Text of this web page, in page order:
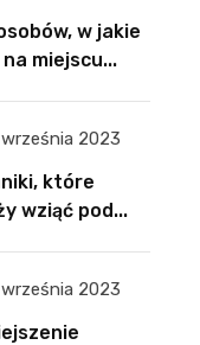
w jakie
miejscu...
2023
które
wziąć pod...
2023